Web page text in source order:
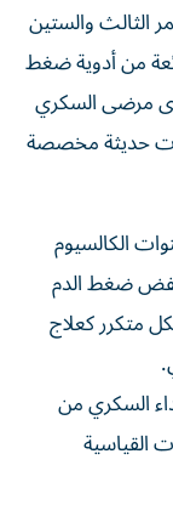
والستين
من أدوية ضغط
مرضى السكري
حديثة مخصصة
الكالسيوم
ضغط الدم
متكرر كعلاج
مصاباً بداء السكري من
القياسية